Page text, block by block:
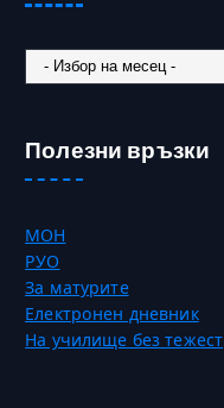
Новини
Полезни връзки
МОН
РУО
За матурите
Електронен дневник
На училище без тежест